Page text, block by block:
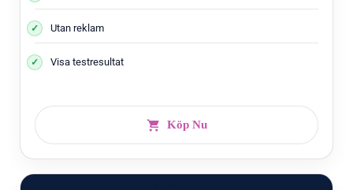
Utan reklam
Visa testresultat
Köp Nu